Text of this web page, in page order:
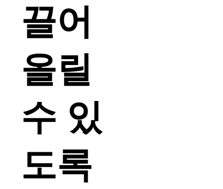
끌어
올릴
수 있
도록